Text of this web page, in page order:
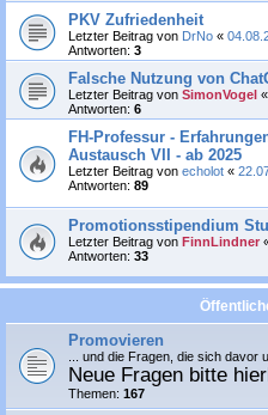
PKV Zufriedenheit
Letzter Beitrag von DrNo «
Antworten: 3
Falsche Nutzung von
Letzter Beitrag von SimonVogel «
Antworten: 6
FH-Professur -
Austausch VII - ab 2025
Letzter Beitrag von echolot «
Antworten: 89
Promotionsstipendium
Letzter Beitrag von FinnLindner
Antworten: 33
Promovieren
... und die Fragen, die sich davor
Neue Fragen bitte
Themen: 167